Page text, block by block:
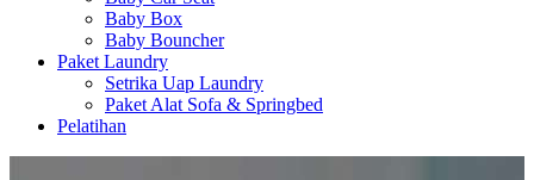
Baby Box
Baby Bouncher
Paket Laundry
Setrika Uap Laundry
Paket Alat Sofa & Springbed
Pelatihan